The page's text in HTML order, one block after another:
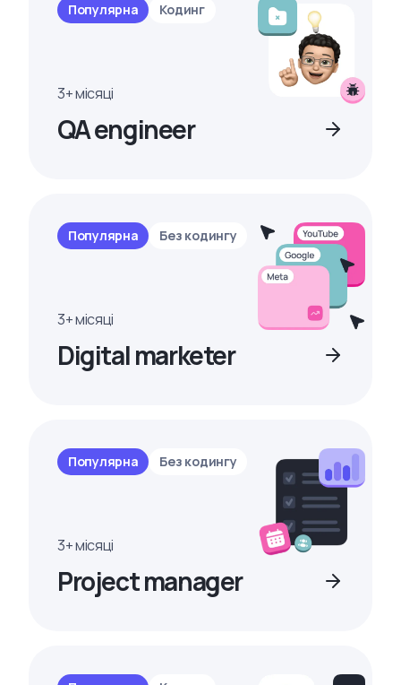
Популярна Кодинг
3+ місяці
QA engineer
Популярна Без кодингу
3+ місяці
Digital marketer
Популярна Без кодингу
3+ місяці
Project manager